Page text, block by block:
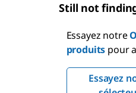
Still not
Essayez notre
produits pour
Essayez